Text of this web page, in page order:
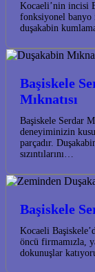
Kocaeli’nin incisi
fonksiyonel banyo
duşakabin
Başiskele
Mıknatısı
Başiskele Serdar
deneyiminizin
parçadır.
sızıntılarını…
Başiskele
Kocaeli
öncü firmamızla,
dokunuşlar